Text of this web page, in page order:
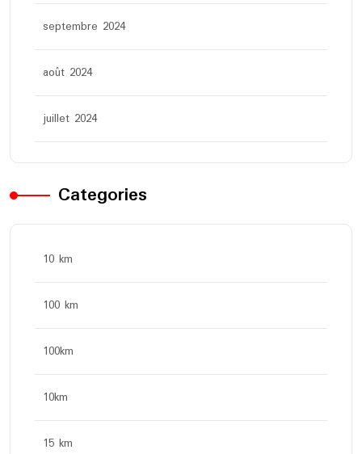
septembre 2024
août 2024
juillet 2024
Categories
10 km
100 km
100km
10km
15 km